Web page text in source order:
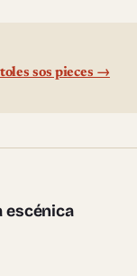
sos pieces →
escénica